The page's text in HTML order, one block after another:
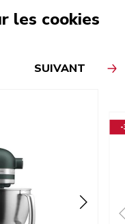
les cookies
SUIVANT
-